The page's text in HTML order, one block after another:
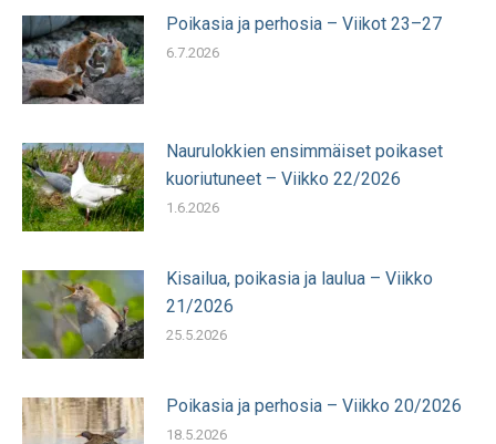
Poikasia ja perhosia – Viikot 23–27
6.7.2026
Naurulokkien ensimmäiset poikaset
kuoriutuneet – Viikko 22/2026
1.6.2026
Kisailua, poikasia ja laulua – Viikko
21/2026
25.5.2026
Poikasia ja perhosia – Viikko 20/2026
18.5.2026